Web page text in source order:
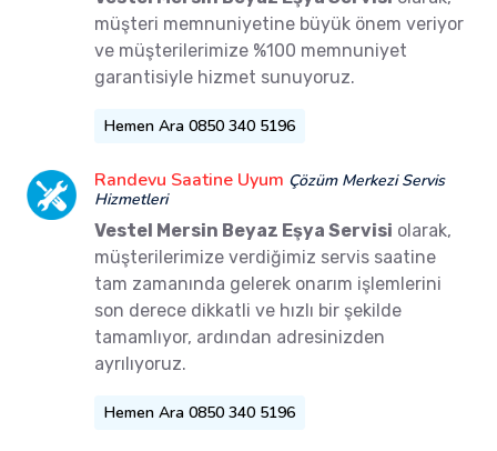
müşteri memnuniyetine büyük önem veriyor
ve müşterilerimize %100 memnuniyet
garantisiyle hizmet sunuyoruz.
Hemen Ara 0850 340 5196
Randevu Saatine Uyum Çözüm Merkezi Servis
Hizmetleri
Vestel Mersin Beyaz Eşya Servisi olarak,
müşterilerimize verdiğimiz servis saatine
tam zamanında gelerek onarım işlemlerini
son derece dikkatli ve hızlı bir şekilde
tamamlıyor, ardından adresinizden
ayrılıyoruz.
Hemen Ara 0850 340 5196